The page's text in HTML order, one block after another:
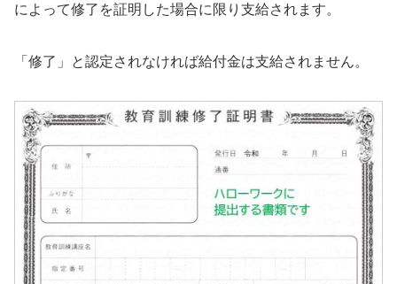
によって修了を証明した場合に限り支給されます。
「修了」と認定されなければ給付金は支給されません。